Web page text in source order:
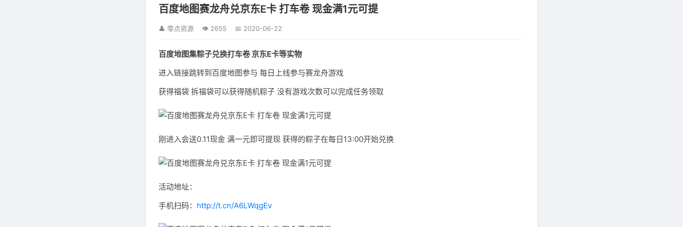
百度地图赛龙舟兑京东E卡 打车卷 现金满1元可提
👤 零点资源 👁 2655 📅 2020-06-22
百度地图集粽子兑换打车卷 京东E卡等实物
进入链接跳转到百度地图参与 每日上线参与赛龙舟游戏
获得福袋 拆福袋可以获得随机粽子 没有游戏次数可以完成任务领取
刚进入会送0.11现金 满一元即可提现 获得的粽子在每日13:00开始兑换
活动地址：
手机扫码： http://t.cn/A6LWqgEv